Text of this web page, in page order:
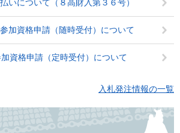
いについて（８高財入第３６号）
加資格申請（随時受付）について
資格申請（定時受付）について
入札発注情報の一覧